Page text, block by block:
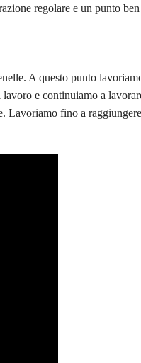
regolare e un punto
A questo punto
e continuiamo a
Lavoriamo fino a